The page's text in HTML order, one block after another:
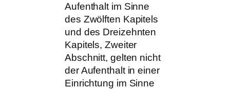
Aufenthalt im Sinne
des Zwölften Kapitels
und des Dreizehnten
Kapitels, Zweiter
Abschnitt, gelten nicht
der Aufenthalt in einer
Einrichtung im Sinne